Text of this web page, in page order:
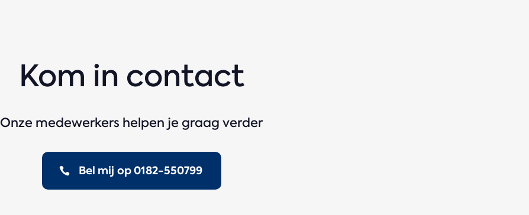
Kom in contact
Onze medewerkers helpen je graag verder
Bel mij op 0182-550799